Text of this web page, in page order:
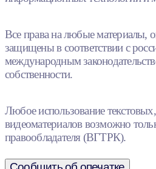
Все права на любые материалы,
защищены в соответствии с
международным
собственности.
Любое использование
видеоматериалов возможно
правообладателя (ВГТРК).